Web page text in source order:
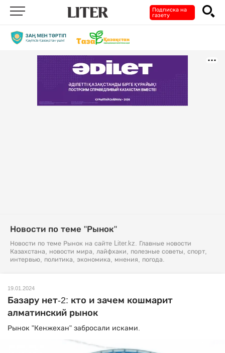
Подписка на
газету
Новости по теме "Рынок"
Новости по теме Рынок на сайте Liter.kz. Главные новости
Казахстана, новости мира, лайфхаки, полезные советы, спорт,
интервью, политика, экономика, мнения, погода.
19.01.2024
Базару нет-2: кто и зачем кошмарит
алматинский рынок
Рынок "Кенжехан" забросали исками.